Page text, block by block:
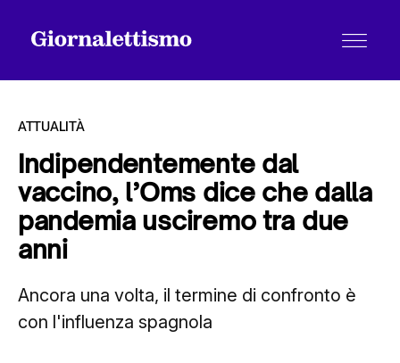
Tutti gli articoli
ATTUALITÀ
Indipendentemente dal
vaccino, l’Oms dice che dalla
pandemia usciremo tra due
anni
Ancora una volta, il termine di confronto è
con l'influenza spagnola